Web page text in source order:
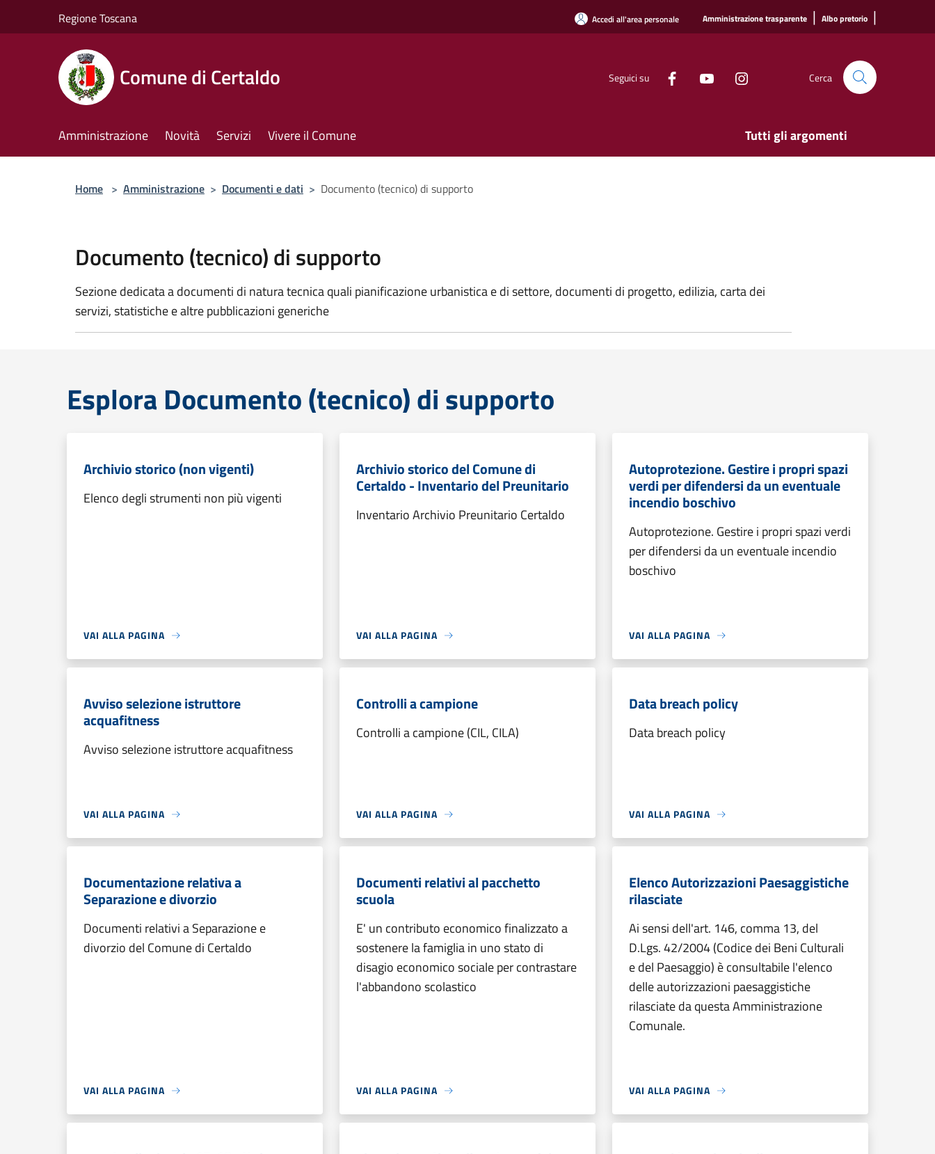
Regione Toscana Accedi all'area personale Amministrazione trasparente | Albo pretorio |
Comune di Certaldo Seguici su Cerca
Amministrazione Novità Servizi Vivere il Comune Tutti gli argomenti
Home > Amministrazione > Documenti e dati > Documento (tecnico) di supporto
Documento (tecnico) di supporto
Sezione dedicata a documenti di natura tecnica quali pianificazione urbanistica e di settore, documenti di progetto, edilizia, carta dei
servizi, statistiche e altre pubblicazioni generiche
Esplora Documento (tecnico) di supporto
Archivio storico (non vigenti)
Elenco degli strumenti non più vigenti
VAI ALLA PAGINA
Archivio storico del Comune di
Certaldo - Inventario del Preunitario
Inventario Archivio Preunitario Certaldo
VAI ALLA PAGINA
Autoprotezione. Gestire i propri spazi
verdi per difendersi da un eventuale
incendio boschivo
Autoprotezione. Gestire i propri spazi verdi
per difendersi da un eventuale incendio
boschivo
VAI ALLA PAGINA
Avviso selezione istruttore
acquafitness
Avviso selezione istruttore acquafitness
VAI ALLA PAGINA
Controlli a campione
Controlli a campione (CIL, CILA)
VAI ALLA PAGINA
Data breach policy
Data breach policy
VAI ALLA PAGINA
Documentazione relativa a
Separazione e divorzio
Documenti relativi a Separazione e
divorzio del Comune di Certaldo
VAI ALLA PAGINA
Documenti relativi al pacchetto
scuola
E' un contributo economico finalizzato a
sostenere la famiglia in uno stato di
disagio economico sociale per contrastare
l'abbandono scolastico
VAI ALLA PAGINA
Elenco Autorizzazioni Paesaggistiche
rilasciate
Ai sensi dell'art. 146, comma 13, del
D.Lgs. 42/2004 (Codice dei Beni Culturali
e del Paesaggio) è consultabile l'elenco
delle autorizzazioni paesaggistiche
rilasciate da questa Amministrazione
Comunale.
VAI ALLA PAGINA